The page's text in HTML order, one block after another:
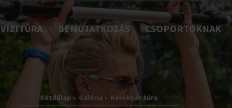
VÍZITÚRA BEMUTATKOZÁS CSOPORTOKNAK
Kezdőlap » Galéria » Kerékpár túra